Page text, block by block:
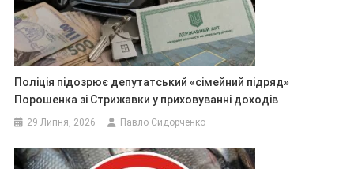
Поліція підозрює депутатський «сімейний підряд»
Порошенка зі Стрижавки у приховуванні доходів
29 Липня, 2026 Павло Сидорченко